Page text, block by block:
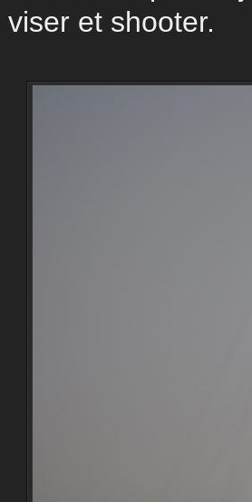
viser et shooter.